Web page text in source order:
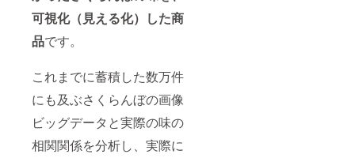
可視化（見える化）した商
品です。
これまでに蓄積した数万件
にも及ぶさくらんぼの画像
ビッグデータと実際の味の
相関関係を分析し、実際に